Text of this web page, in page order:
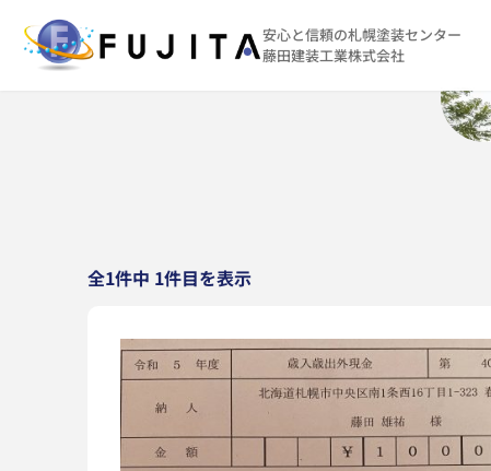
安心と信頼の札幌塗装センター
藤田建装工業株式会社
全1件中 1件目を表示